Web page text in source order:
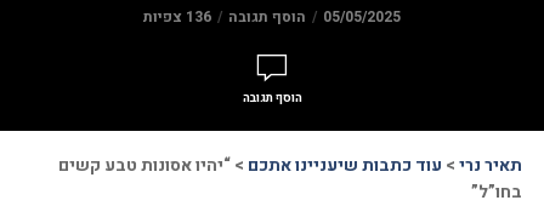
05/05/2025 הוסף תגובה 136 צפיות
הוסף תגובה
תאיר נרי> עוד כתבות שיעניינו אתכם >“יהיו אסונות טבע קשים
בחו”ל”